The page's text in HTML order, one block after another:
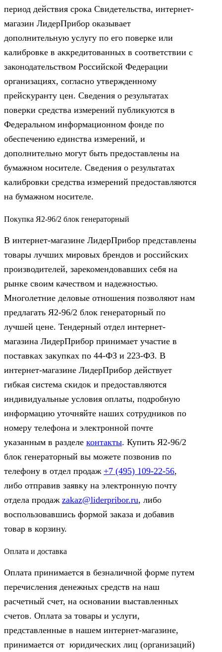
период действия срока Свидетельства, интернет-
магазин ЛидерПрибор оказывает
дополнительную услугу по его поверке или
калибровке в аккредитованных в соответствии с
законодательством Российской Федерации
организациях, согласно утвержденному
прейскуранту цен. Сведения о результатах
поверки средства измерений публикуются в
Федеральном информационном фонде по
обеспечению единства измерений, и
дополнительно могут быть предоставлены на
бумажном носителе. Сведения о результатах
калибровки средства измерений предоставляются
на бумажном носителе.
Покупка Я2-96/2 блок генераторный
В интернет-магазине ЛидерПрибор представлены
товары лучших мировых брендов и российских
производителей, зарекомендовавших себя на
рынке своим качеством и надежностью.
Многолетние деловые отношения позволяют нам
предлагать Я2-96/2 блок генераторный по
лучшей цене. Тендерный отдел интернет-
магазина ЛидерПрибор принимает участие в
поставках закупках по 44‑ФЗ и 223‑ФЗ. В
интернет-магазине ЛидерПрибор действует
гибкая система скидок и предоставляются
индивидуальные условия оплаты, подробную
информацию уточняйте наших сотрудников по
номеру телефона и электронной почте
указанным в разделе контакты. Купить Я2-96/2
блок генераторный вы можете позвонив по
телефону в отдел продаж +7 (495) 109-22-56,
либо отправив заявку на электронную почту
отдела продаж zakaz@liderpribor.ru, либо
воспользовавшись формой заказа и добавив
товар в корзину.
Оплата и доставка
Оплата принимается в безналичной форме путем
перечисления денежных средств на наш
расчетный счет, на основании выставленных
счетов. Оплата за товары и услуги,
представленные в нашем интернет-магазине,
принимается от юридических лиц (организаций)